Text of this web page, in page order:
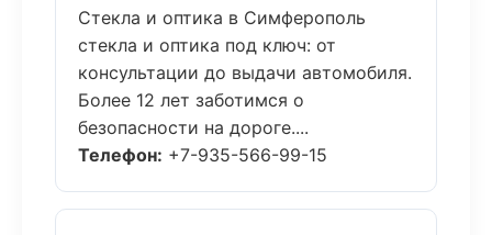
Стекла и оптика в Симферополь
стекла и оптика под ключ: от
консультации до выдачи автомобиля.
Более 12 лет заботимся о
безопасности на дороге....
Телефон: +7-935-566-99-15